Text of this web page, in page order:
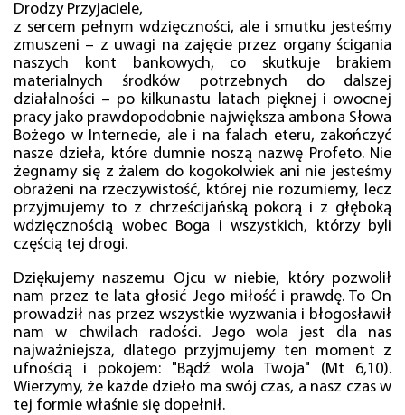
Drodzy Przyjaciele,
z sercem pełnym wdzięczności, ale i smutku jesteśmy
zmuszeni – z uwagi na zajęcie przez organy ścigania
naszych kont bankowych, co skutkuje brakiem
materialnych środków potrzebnych do dalszej
działalności – po kilkunastu latach pięknej i owocnej
pracy jako prawdopodobnie największa ambona Słowa
Bożego w Internecie, ale i na falach eteru, zakończyć
nasze dzieła, które dumnie noszą nazwę Profeto. Nie
żegnamy się z żalem do kogokolwiek ani nie jesteśmy
obrażeni na rzeczywistość, której nie rozumiemy, lecz
przyjmujemy to z chrześcijańską pokorą i z głęboką
wdzięcznością wobec Boga i wszystkich, którzy byli
częścią tej drogi.
Dziękujemy naszemu Ojcu w niebie, który pozwolił
nam przez te lata głosić Jego miłość i prawdę. To On
prowadził nas przez wszystkie wyzwania i błogosławił
nam w chwilach radości. Jego wola jest dla nas
najważniejsza, dlatego przyjmujemy ten moment z
ufnością i pokojem: "Bądź wola Twoja" (Mt 6,10).
Wierzymy, że każde dzieło ma swój czas, a nasz czas w
tej formie właśnie się dopełnił.